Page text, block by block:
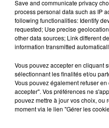
La vendange en
août dans la commune
jamais vu !
14h39
L'INSPECTION DU
Save and communicate privacy
process personal data such as IP
following functionalities: Identify
requested; Use precise
other data sources; Link different
information transmitted
Vous pouvez accepter en cliquant
sélectionnant les finalités et/ou
Vous pouvez également refuser
accepter". Vos préférences ne
pouvez mettre à jour vos choix, ou
moment via le lien "Gérer les